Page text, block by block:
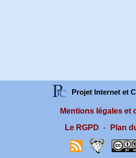
Projet Internet et
Mentions légales et
Le RGPD
- Plan